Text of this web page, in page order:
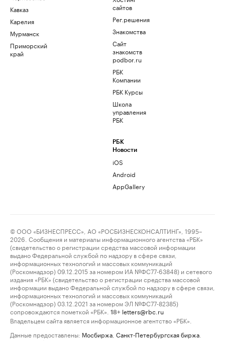
Кавказ
Карелия
Мурманск
Приморский
край
сайтов
Рег.решения
Знакомства
Сайт
знакомств
podbor.ru
РБК
Компании
РБК Курсы
Школа
управления
РБК
РБК
Новости
iOS
Android
AppGallery
© ООО «БИЗНЕСПРЕСС», АО «РОСБИЗНЕСКОНСАЛТИНГ», 1995–
2026. Сообщения и материалы информационного агентства «РБК»
(свидетельство о регистрации средства массовой информации
выдано Федеральной службой по надзору в сфере связи,
информационных технологий и массовых коммуникаций
(Роскомнадзор) 09.12.2015 за номером ИА №ФС77-63848) и сетевого
издания «РБК» (свидетельство о регистрации средства массовой
информации выдано Федеральной службой по надзору в сфере связи,
информационных технологий и массовых коммуникаций
(Роскомнадзор) 03.12.2021 за номером ЭЛ №ФС77-82385)
сопровождаются пометкой «РБК».
18+ letters@rbc.ru
Владельцем сайта является информационное агентство «РБК».
Данные предоставлены: Мосбиржа Санкт-Петербургская биржа